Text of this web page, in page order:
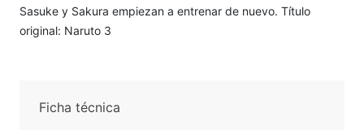
Sasuke y Sakura empiezan a entrenar de nuevo. Título
original: Naruto 3
Ficha técnica